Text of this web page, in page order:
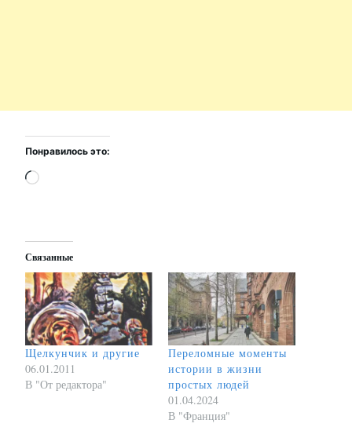
Понравилось это:
Загрузка…
Связанные
Щелкунчик и другие
06.01.2011
В "От редактора"
Переломные моменты
истории в жизни
простых людей
01.04.2024
В "Франция"